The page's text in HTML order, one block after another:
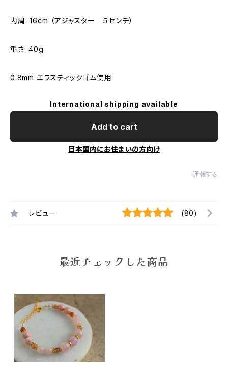
内周: 16cm （アジャスター ５センチ）
重さ: 40g
0.8mm エラスティックゴム使用
International shipping available
Add to cart
日本国内にお住まいの方向け
通報する
レビュー (80)
最近チェックした商品